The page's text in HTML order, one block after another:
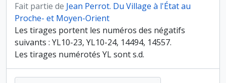
Fait partie de Jean Perrot. Du Village à l'État au
Proche- et Moyen-Orient
Les tirages portent les numéros des négatifs
suivants : YL10-23, YL10-24, 14494, 14557.
Les tirages numérotés YL sont s.d.